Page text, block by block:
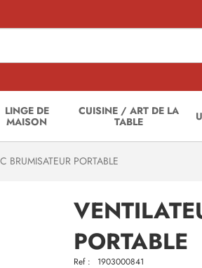
LINGE DE
MAISON
CUISINE / ART DE LA
TABLE
BRUMISATEUR PORTABLE
PORTABLE
Ref : 1903000841